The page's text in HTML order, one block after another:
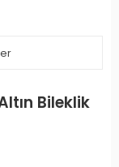
Bileklik